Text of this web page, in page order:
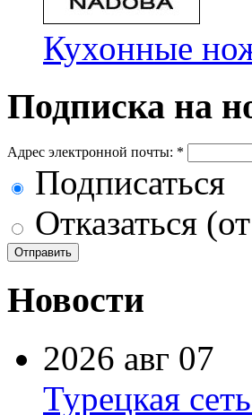
Кухонные
Подписка на
Адрес электронной почты: *
Подписаться
Отказаться
Новости
2026 авг 07
Турецкая